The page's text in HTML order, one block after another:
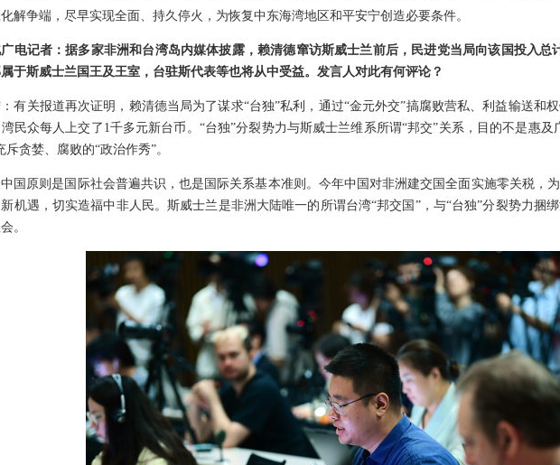
解争端，尽早实现全面、持久停火，为恢复中东海湾地区和平安宁创造必要条件。
电记者：据多家非洲和台湾岛内媒体披露，赖清德窜访斯威士兰前后，民进党当局向该国投入总
于斯威士兰国王及王室，台驻斯代表等也将从中受益。发言人对此有何评论？
有关报道再次证明，赖清德当局为了谋求“台独”私利，通过“金元外交”搞腐败营私、利益输送和
民众每人上交了1千多元新台币。“台独”分裂势力与斯威士兰维系所谓“邦交”关系，目的不是惠及
斥贪婪、腐败的“政治作秀”。
国原则是国际社会普遍共识，也是国际关系基本准则。今年中国对非洲建交国全面实施零关税，
机遇，切实造福中非人民。斯威士兰是非洲大陆唯一的所谓台湾“邦交国”，与“台独”分裂势力捆
。